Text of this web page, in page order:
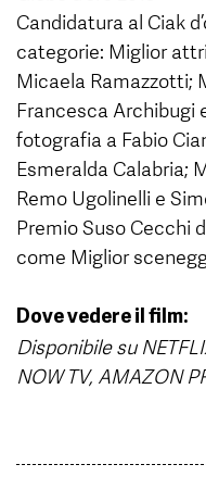
Candidatura al Ciak
categorie: Miglior
Micaela Ramazzotti;
Francesca Archibugi
fotografia a Fabio
Esmeralda Calabria;
Remo Ugolinelli e
Premio Suso Cecchi
come Miglior
Dove vedere il film:
Disponibile su
NOW TV, AMAZON